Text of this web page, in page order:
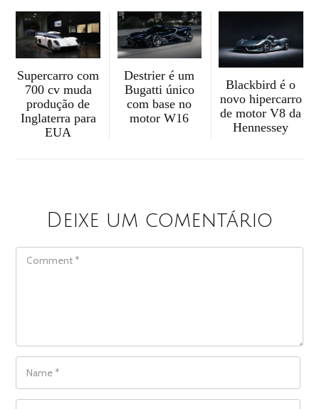
Supercarro com
700 cv muda
produção de
Inglaterra para
EUA
Destrier é um
Bugatti único
com base no
motor W16
Blackbird é o
novo hipercarro
de motor V8 da
Hennessey
Deixe um comentário
COMMENT
NAME
EMAIL